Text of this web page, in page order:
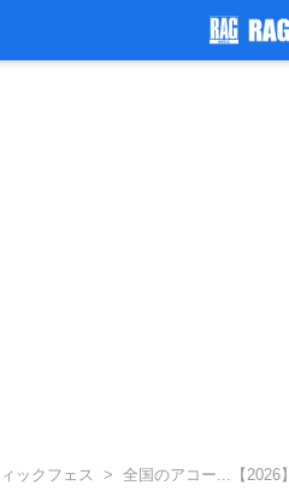
ックフェス 全国のアコー...【2026】